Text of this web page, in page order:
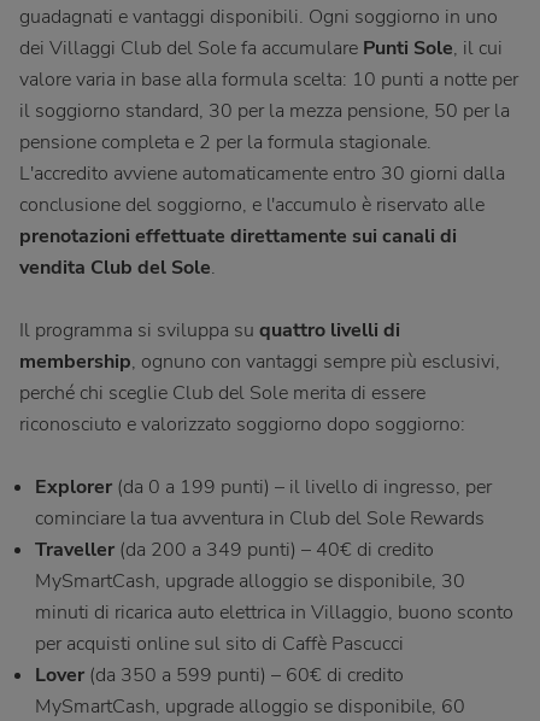
guadagnati e vantaggi disponibili. Ogni soggiorno in uno
dei Villaggi Club del Sole fa accumulare Punti Sole, il cui
valore varia in base alla formula scelta: 10 punti a notte per
il soggiorno standard, 30 per la mezza pensione, 50 per la
pensione completa e 2 per la formula stagionale.
L'accredito avviene automaticamente entro 30 giorni dalla
conclusione del soggiorno, e l'accumulo è riservato alle
prenotazioni effettuate direttamente sui canali di
vendita Club del Sole.
Il programma si sviluppa su quattro livelli di
membership, ognuno con vantaggi sempre più esclusivi,
perché chi sceglie Club del Sole merita di essere
riconosciuto e valorizzato soggiorno dopo soggiorno:
Explorer (da 0 a 199 punti) – il livello di ingresso, per
cominciare la tua avventura in Club del Sole Rewards
Traveller (da 200 a 349 punti) – 40€ di credito
MySmartCash, upgrade alloggio se disponibile, 30
minuti di ricarica auto elettrica in Villaggio, buono sconto
per acquisti online sul sito di Caffè Pascucci
Lover (da 350 a 599 punti) – 60€ di credito
MySmartCash, upgrade alloggio se disponibile, 60